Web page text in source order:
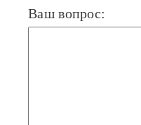
Ваш вопрос: